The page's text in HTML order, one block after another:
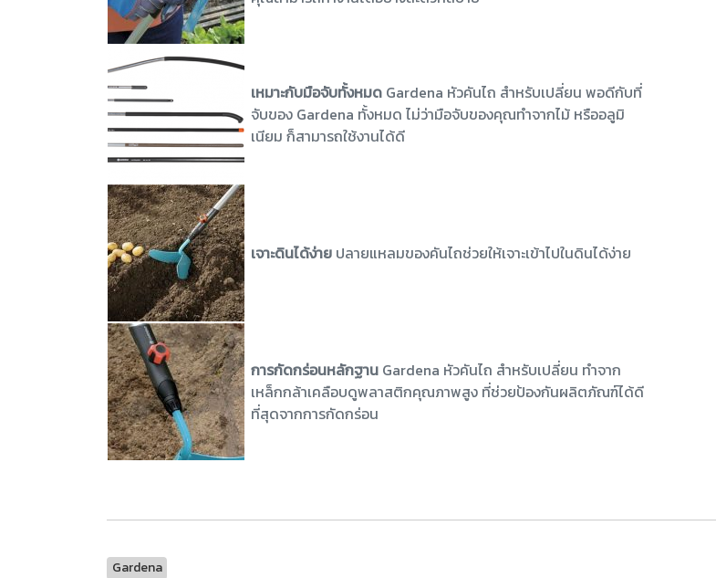
เหมาะกับมือจับทั้งหมด Gardena หัวคันไถ สําหรับเปลี่ยน พอดีกับที่
จับของ Gardena ทั้งหมด ไม่ว่ามือจับของคุณทำจากไม้ หรืออลูมิ
เนียม ก็สามารถใช้งานได้ดี
เจาะดินได้ง่าย ปลายแหลมของคันไถช่วยให้เจาะเข้าไปในดินได้ง่าย
การกัดกร่อนหลักฐาน Gardena หัวคันไถ สําหรับเปลี่ยน ทำจาก
เหล็กกล้าเคลือบดูพลาสติกคุณภาพสูง ที่ช่วยป้องกันผลิตภัณฑ์ได้ดี
ที่สุดจากการกัดกร่อน
Gardena